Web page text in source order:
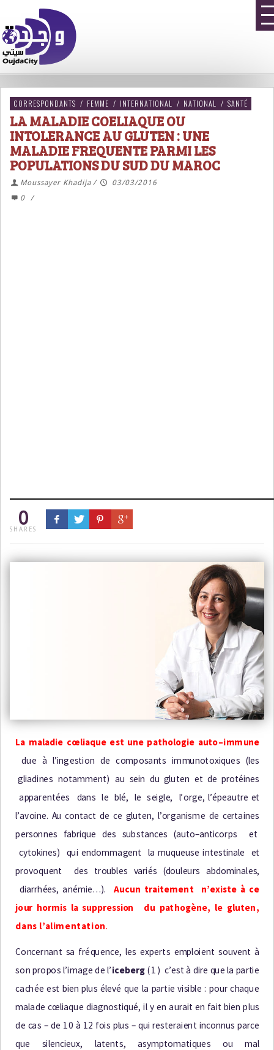
CORRESPONDANTS / FEMME / INTERNATIONAL / NATIONAL / SANTÉ
LA MALADIE COELIAQUE OU
INTOLERANCE AU GLUTEN : UNE
MALADIE FREQUENTE PARMI LES
POPULATIONS DU SUD DU MAROC
Moussayer Khadija /
03/03/2016
0
/
0
SHARES
La maladie cœliaque est une pathologie auto–immune
due àl’ingestiondecomposantsimmunotoxiques (les
gliadines notamment) au sein du gluten et de protéines
apparentées dans le blé, le seigle, l’orge, l’épeautre et
l’avoine. Aucontact dece gluten, l’organisme de certaines
personnes fabrique des substances (auto–anticorps et
cytokines) qui endommagent lamuqueuseintestinale et
provoquent des troubles variés (douleurs abdominales,
diarrhées,anémie…). Aucun traitement n’existe à ce
jour hormis la suppression du pathogène, le gluten,
dans l’alimentation.
Concernant sa fréquence, lesexperts emploient souvent à
sonproposl’imagedel’iceberg (1) c’est à dire quela partie
cachéeest bienplusélevé que la partievisible :pourchaque
maladecœliaque diagnostiqué,il yenaurait en faitbienplus
de cas –de 1 0 à 1 2 fois plus – qui resteraient inconnus parce
que silencieux, latents, asymptomatiques oumal